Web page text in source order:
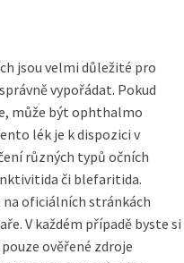
jsou velmi důležité pro
vypořádat. Pokud
může být ophthalmo
lék je k dispozici v
různých typů očních
či blefaritida.
oficiálních stránkách
V každém případě byste si
ověřené zdroje